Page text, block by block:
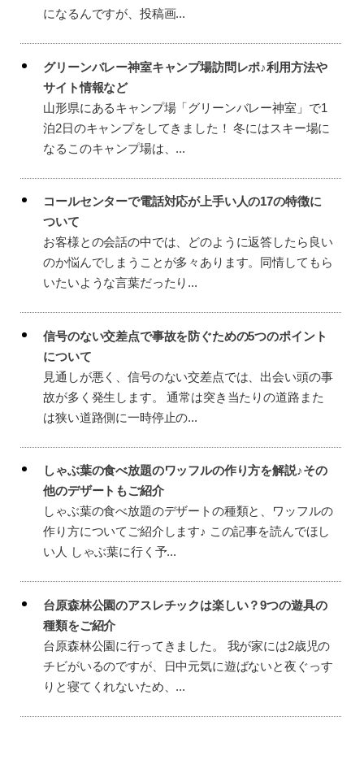
になるんですが、投稿画...
グリーンバレー神室キャンプ場訪問レポ♪利用方法や
サイト情報など
山形県にあるキャンプ場「グリーンバレー神室」で1
泊2日のキャンプをしてきました！ 冬にはスキー場に
なるこのキャンプ場は、...
コールセンターで電話対応が上手い人の17の特徴に
ついて
お客様との会話の中では、どのように返答したら良い
のか悩んでしまうことが多々あります。同情してもら
いたいような言葉だったり...
信号のない交差点で事故を防ぐための5つのポイント
について
見通しが悪く、信号のない交差点では、出会い頭の事
故が多く発生します。 通常は突き当たりの道路また
は狭い道路側に一時停止の...
しゃぶ葉の食べ放題のワッフルの作り方を解説♪その
他のデザートもご紹介
しゃぶ葉の食べ放題のデザートの種類と、ワッフルの
作り方についてご紹介します♪ この記事を読んでほし
い人 しゃぶ葉に行く予...
台原森林公園のアスレチックは楽しい？9つの遊具の
種類をご紹介
台原森林公園に行ってきました。 我が家には2歳児の
チビがいるのですが、日中元気に遊ばないと夜ぐっす
りと寝てくれないため、...